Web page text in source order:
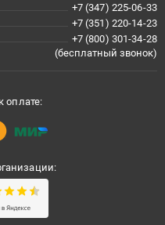
+7 (347) 225-06-33
+7 (351) 220-14-23
+7 (800) 301-34-28
(бесплатный звонок)
оплате: